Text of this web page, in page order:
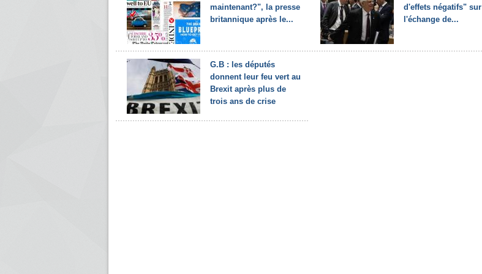
maintenant?", la presse
britannique après le...
d'effets négatifs" sur
l'échange de...
G.B : les députés
donnent leur feu vert au
Brexit après plus de
trois ans de crise